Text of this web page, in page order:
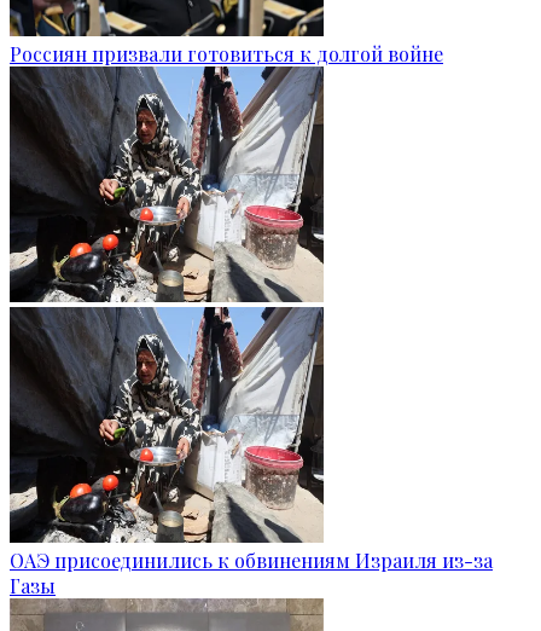
Россиян призвали готовиться к долгой войне
ОАЭ присоединились к обвинениям Израиля из-за
Газы